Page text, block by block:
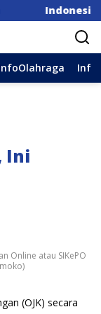
Gagal
Ini
Online atau SIKePO
(OJK) secara